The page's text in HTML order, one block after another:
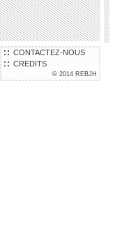
CONTACTEZ-NOUS
CREDITS
© 2014 REBJH